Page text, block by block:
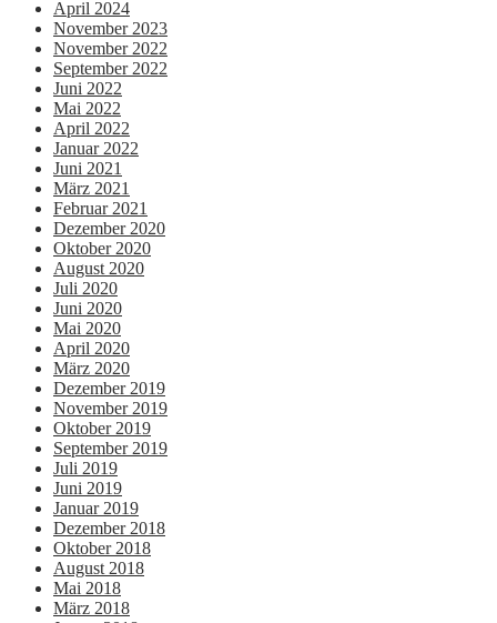
April 2024
November 2023
November 2022
September 2022
Juni 2022
Mai 2022
April 2022
Januar 2022
Juni 2021
März 2021
Februar 2021
Dezember 2020
Oktober 2020
August 2020
Juli 2020
Juni 2020
Mai 2020
April 2020
März 2020
Dezember 2019
November 2019
Oktober 2019
September 2019
Juli 2019
Juni 2019
Januar 2019
Dezember 2018
Oktober 2018
August 2018
Mai 2018
März 2018